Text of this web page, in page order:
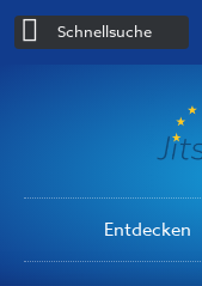
Schnellsuche
Entdecken